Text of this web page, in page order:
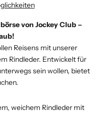
von Jockey Club –
Reisens mit unserer
Rindleder. Entwickelt für
sein wollen, bietet
weichem Rindleder mit